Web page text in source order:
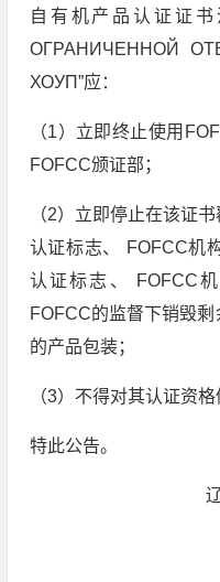
自有机产品认证证
ОГРАНИЧЕННОЙ
ХОУП”应：
（1）立即终止使用
FOFCC颁证部；
（2）立即停止在该证
认证标志、 FOFCC机
认证标志、 FOFCC
FOFCC的监督下销毁
的产品包装；
（3）不得对其认证资
特此公告。
辽宁方园有
2023年